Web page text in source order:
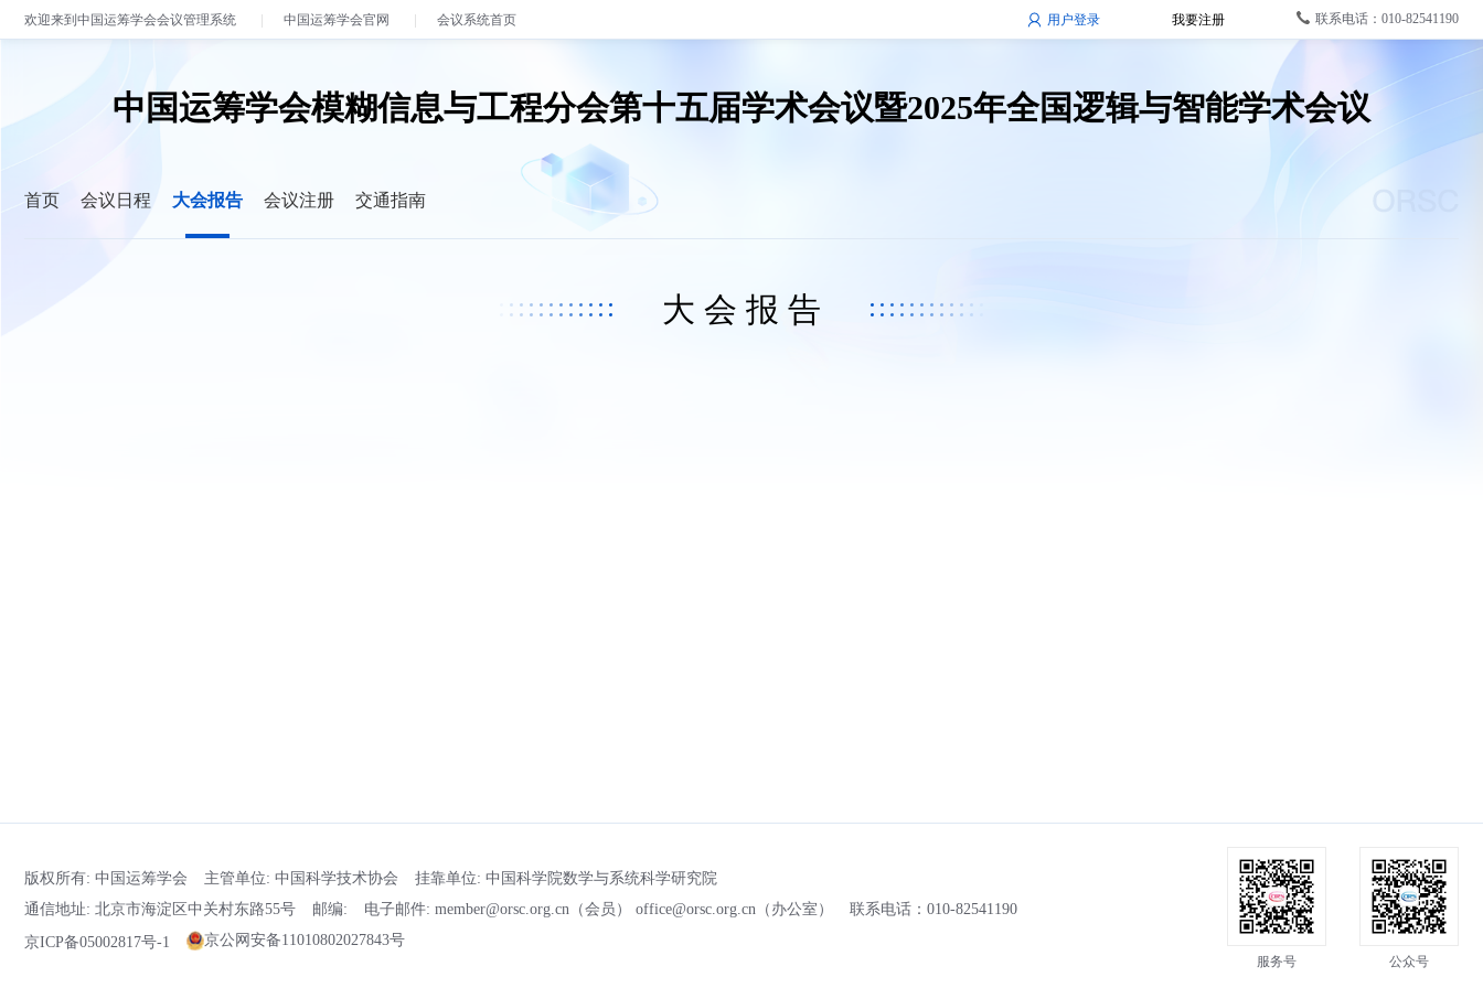
欢迎来到中国运筹学会会议管理系统 中国运筹学会官网 会议系统首页 用户登录 我要注册 联系电话：010-82541190
中国运筹学会模糊信息与工程分会第十五届学术会议暨2025年全国逻辑与智能学术会议
首页 会议日程 大会报告 会议注册 交通指南
大 会 报 告
版权所有: 中国运筹学会 主管单位: 中国科学技术协会
挂靠单位: 中国科学院数学与系统科学研究院
通信地址: 北京市海淀区中关村东路55号
邮编: 电子邮件: member@orsc.org.cn（会员） office@orsc.org.cn（办公室） 联系电话：010-82541190
京ICP备05002817号-1 京公网安备11010802027843号
服务号 公众号